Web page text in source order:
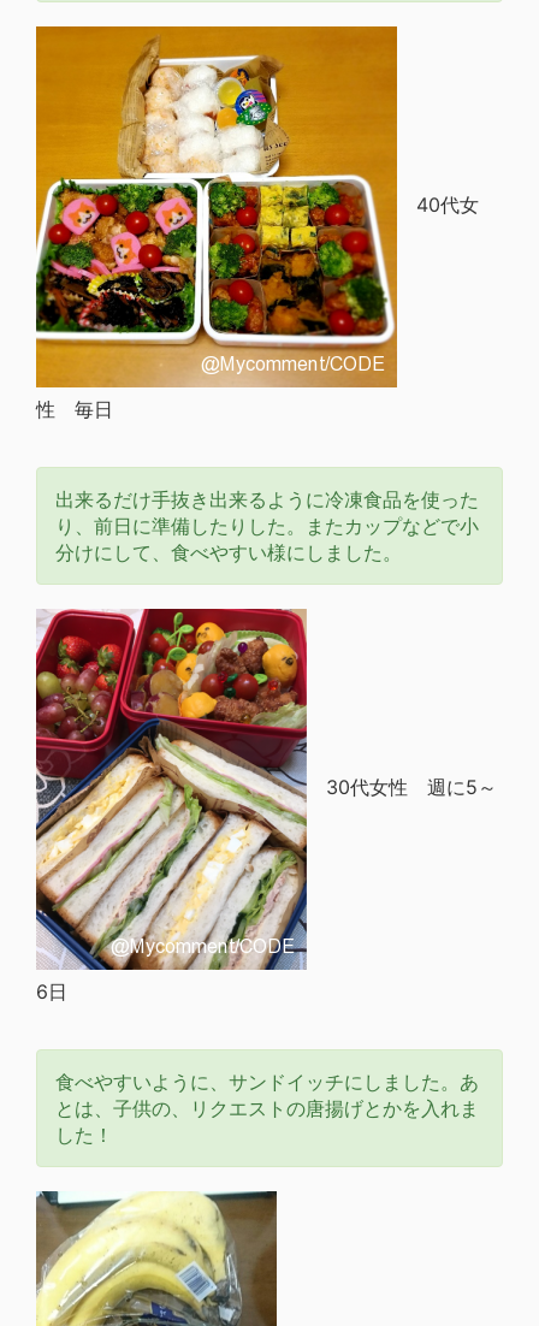
40代女
性 毎日
出来るだけ手抜き出来るように冷凍食品を使った
り、前日に準備したりした。またカップなどで小
分けにして、食べやすい様にしました。
30代女性 週に5～
6日
食べやすいように、サンドイッチにしました。あ
とは、子供の、リクエストの唐揚げとかを入れま
した！